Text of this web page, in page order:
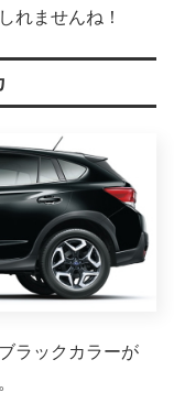
れませんね！
ラックカラーが